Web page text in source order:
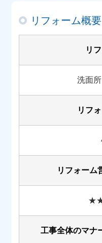
リフォーム概要
リ
洗面
リフ
リフォーム
工事全体のマナ